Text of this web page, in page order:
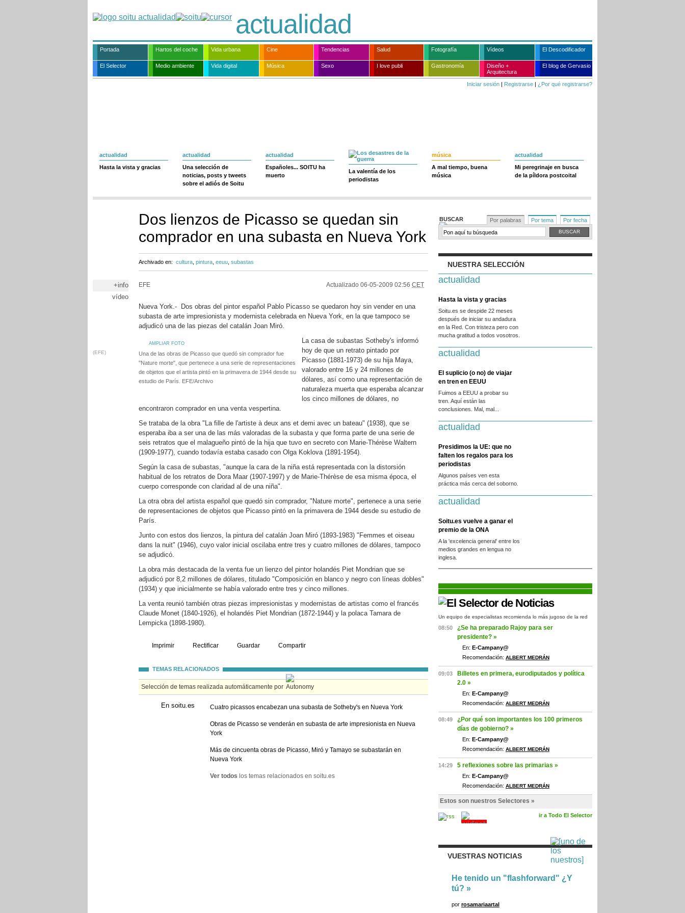
actualidad
Portada Hartos del coche Vida urbana Cine Tendencias Salud Fotografía Vídeos El Descodificador
El Selector Medio ambiente Vida digital Música Sexo I love publi Gastronomía
Diseño +
Arquitectura
El blog de Gervasio
Iniciar sesión | Registrarse | ¿Por qué registrarse?
actualidad
Hasta la vista y gracias
actualidad
Una selección de
noticias, posts y tweets
sobre el adiós de Soitu
actualidad
Españoles... SOITU ha
muerto
La valentía de los
periodistas
música
A mal tiempo, buena
música
actualidad
Mi peregrinaje en busca
de la píldora postcoital
Dos lienzos de Picasso se quedan sin
comprador en una subasta en Nueva York
Archivado en: cultura pintura eeuu subastas
+info
vídeo
EFE Actualizado 06-05-2009 02:56 CET
Nueva York.- Dos obras del pintor español Pablo Picasso se quedaron hoy sin vender en una
subasta de arte impresionista y modernista celebrada en Nueva York, en la que tampoco se
adjudicó una de las piezas del catalán Joan Miró.
AMPLIAR FOTO
(EFE)
Una de las obras de Picasso que quedó sin comprador fue
"Nature morte", que pertenece a una serie de representaciones
de objetos que el artista pintó en la primavera de 1944 desde su
estudio de París. EFE/Archivo
La casa de subastas Sotheby's informó
hoy de que un retrato pintado por
Picasso (1881-1973) de su hija Maya,
valorado entre 16 y 24 millones de
dólares, así como una representación de
naturaleza muerta que esperaba alcanzar
los cinco millones de dólares, no
encontraron comprador en una venta vespertina.
Se trataba de la obra "La fille de l'artiste à deux ans et demi avec un bateau" (1938), que se
esperaba iba a ser una de las más valoradas de la subasta y que forma parte de una serie de
seis retratos que el malagueño pintó de la hija que tuvo en secreto con Marie-Thérèse Waltern
(1909-1977), cuando todavía estaba casado con Olga Koklova (1891-1954).
Según la casa de subastas, "aunque la cara de la niña está representada con la distorsión
habitual de los retratos de Dora Maar (1907-1997) y de Marie-Thérèse de esa misma época, el
cuerpo corresponde con claridad al de una niña".
La otra obra del artista español que quedó sin comprador, "Nature morte", pertenece a una serie
de representaciones de objetos que Picasso pintó en la primavera de 1944 desde su estudio de
París.
Junto con estos dos lienzos, la pintura del catalán Joan Miró (1893-1983) "Femmes et oiseau
dans la nuit" (1946), cuyo valor inicial oscilaba entre tres y cuatro millones de dólares, tampoco
se adjudicó.
La obra más destacada de la venta fue un lienzo del pintor holandés Piet Mondrian que se
adjudicó por 8,2 millones de dólares, titulado "Composición en blanco y negro con líneas dobles"
(1934) y que inicialmente se había valorado entre tres y cinco millones.
La venta reunió también otras piezas impresionistas y modernistas de artistas como el francés
Claude Monet (1840-1926), el holandés Piet Mondrian (1872-1944) y la polaca Tamara de
Lempicka (1898-1980).
Imprimir Rectificar Guardar Compartir
TEMAS RELACIONADOS
Selección de temas realizada automáticamente por
En soitu.es Cuatro picassos encabezan una subasta de Sotheby's en Nueva York
Obras de Picasso se venderán en subasta de arte impresionista en Nueva
York
Más de cincuenta obras de Picasso, Miró y Tamayo se subastarán en
Nueva York
Ver todos los temas relacionados en soitu.es
BUSCAR Por palabras Por tema Por fecha
NUESTRA SELECCIÓN
actualidad
Hasta la vista y gracias
Soitu.es se despide 22 meses
después de iniciar su andadura
en la Red. Con tristeza pero con
mucha gratitud a todos vosotros.
actualidad
El suplicio (o no) de viajar
en tren en EEUU
Fuimos a EEUU a probar su
tren. Aquí están las
conclusiones. Mal, mal...
actualidad
Presidimos la UE: que no
falten los regalos para los
periodistas
Algunos países ven esta
práctica más cerca del soborno.
actualidad
Soitu.es vuelve a ganar el
premio de la ONA
A la 'excelencia general' entre los
medios grandes en lengua no
inglesa.
Un equipo de especialistas recomienda lo más jugoso de la red
08:50
¿Se ha preparado Rajoy para ser
presidente? »
En: E-Campany@
Recomendación: ALBERT MEDRÁN
09:03
Billetes en primera, eurodiputados y política
2.0 »
En: E-Campany@
Recomendación: ALBERT MEDRÁN
08:49
¿Por qué son importantes los 100 primeros
días de gobierno? »
En: E-Campany@
Recomendación: ALBERT MEDRÁN
14:29 5 reflexiones sobre las primarias »
En: E-Campany@
Recomendación: ALBERT MEDRÁN
Estos son nuestros Selectores »
ir a Todo El Selector
VUESTRAS NOTICIAS
He tenido un "flashforward" ¿Y
tú? »
por rosamariaartal